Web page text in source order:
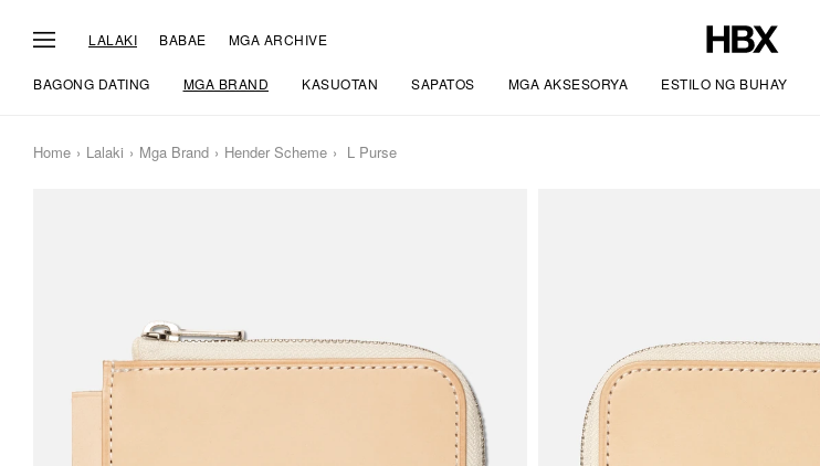
LALAKI BABAE MGA ARCHIVE
BAGONG DATING MGA BRAND KASUOTAN SAPATOS MGA AKSESORYA ESTILO NG BUHAY
Home Lalaki Mga Brand Hender Scheme L Purse